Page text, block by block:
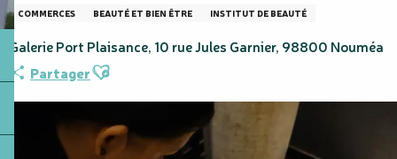
COMMERCES BEAUTÉ ET BIEN ÊTRE INSTITUT DE BEAUTÉ
Galerie Port Plaisance, 10 rue Jules Garnier, 98800 Nouméa
PartagerAjouter aux favoris